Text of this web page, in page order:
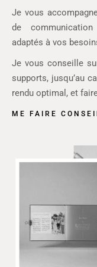
Je vous
de
adaptés à vos
Je vous conseille
supports, jusqu’au
rendu optimal, et
ME FAIRE